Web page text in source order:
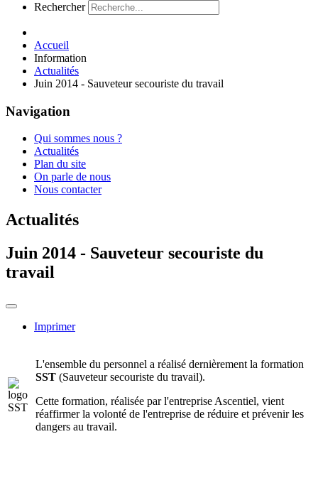
Rechercher
Accueil
Information
Actualités
Juin 2014 - Sauveteur secouriste du travail
Navigation
Qui sommes nous ?
Actualités
Plan du site
On parle de nous
Nous contacter
Actualités
Juin 2014 - Sauveteur secouriste du
travail
Imprimer
L'ensemble du personnel a réalisé dernièrement la formation
SST (Sauveteur secouriste du travail).
Cette formation, réalisée par l'entreprise Ascentiel, vient
réaffirmer la volonté de l'entreprise de réduire et prévenir les
dangers au travail.